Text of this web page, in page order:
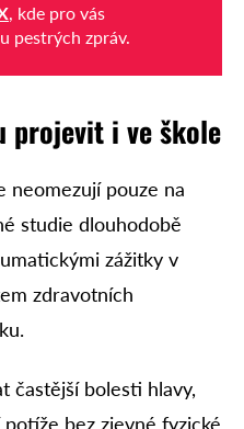
, kde pro vás
pestrých zpráv.
projevit i ve škole
neomezují pouze na
studie dlouhodobě
zážitky v
zdravotních
častější bolesti hlavy,
bez zjevné fyzické